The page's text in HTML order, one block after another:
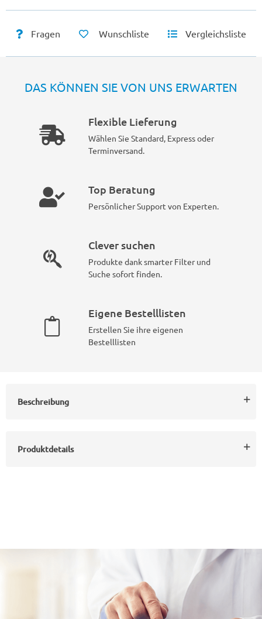
Fragen Wunschliste Vergleichsliste
DAS KÖNNEN SIE VON UNS ERWARTEN
Flexible Lieferung
Wählen Sie Standard, Express oder
Terminversand.
Top Beratung
Persönlicher Support von Experten.
Clever suchen
Produkte dank smarter Filter und
Suche sofort finden.
Eigene Bestelllisten
Erstellen Sie ihre eigenen
Bestelllisten
Beschreibung
Produktdetails